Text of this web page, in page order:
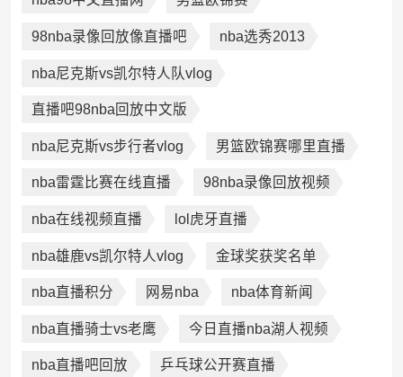
98nba录像回放像直播吧 nba选秀2013
nba尼克斯vs凯尔特人队vlog
直播吧98nba回放中文版
nba尼克斯vs步行者vlog 男篮欧锦赛哪里直播
nba雷霆比赛在线直播 98nba录像回放视频
nba在线视频直播 lol虎牙直播
nba雄鹿vs凯尔特人vlog 金球奖获奖名单
nba直播积分 网易nba nba体育新闻
nba直播骑士vs老鹰 今日直播nba湖人视频
nba直播吧回放 乒乓球公开赛直播